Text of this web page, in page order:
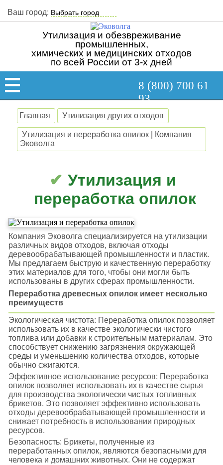
Ваш город:
Утилизация и обезвреживание
промышленных,
химических и медицинских отходов
по всей России от 3-х дней
8 (800) 700 61
93
Главная Утилизация других отходов
Утилизация и переработка опилок | Компания
Эковолга
Утилизация и
переработка опилок
Компания Эковолга специализируется на утилизации
различных видов отходов, включая отходы
деревообрабатывающей промышленности и пластик.
Мы предлагаем быструю и качественную переработку
этих материалов для того, чтобы они могли быть
использованы в других сферах промышленности.
Переработка древесных опилок имеет несколько
преимуществ
Экологическая чистота: Переработка опилок позволяет
использовать их в качестве экологически чистого
топлива или добавки к строительным материалам. Это
способствует снижению загрязнения окружающей
среды и уменьшению количества отходов, которые
обычно сжигаются.
Эффективное использование ресурсов: Переработка
опилок позволяет использовать их в качестве сырья
для производства экологически чистых топливных
брикетов. Это позволяет эффективно использовать
отходы деревообрабатывающей промышленности и
снижает потребность в использовании природных
ресурсов.
Безопасность: Брикеты, полученные из
переработанных опилок, являются безопасными для
человека и домашних животных. Они не содержат